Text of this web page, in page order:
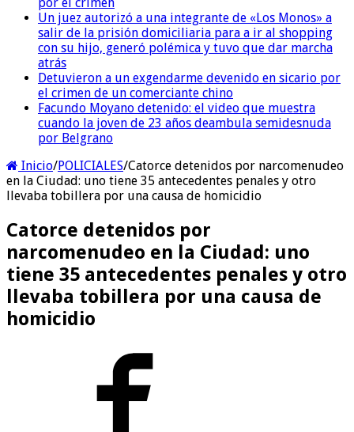
Un juez autorizó a una integrante de «Los Monos» a
salir de la prisión domiciliaria para a ir al shopping
con su hijo, generó polémica y tuvo que dar marcha
atrás
Detuvieron a un exgendarme devenido en sicario por
el crimen de un comerciante chino
Facundo Moyano detenido: el video que muestra
cuando la joven de 23 años deambula semidesnuda
por Belgrano
Inicio/POLICIALES/Catorce detenidos por narcomenudeo
en la Ciudad: uno tiene 35 antecedentes penales y otro
llevaba tobillera por una causa de homicidio
Catorce detenidos por
narcomenudeo en la Ciudad: uno
tiene 35 antecedentes penales y otro
llevaba tobillera por una causa de
homicidio